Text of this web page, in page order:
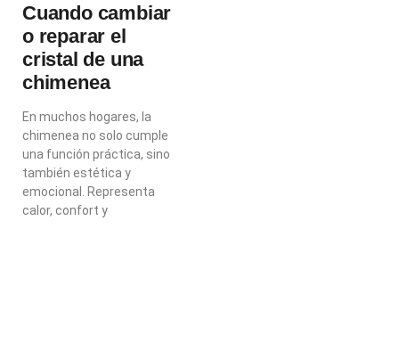
Cuando cambiar
o reparar el
cristal de una
chimenea
En muchos hogares, la
chimenea no solo cumple
una función práctica, sino
también estética y
emocional. Representa
calor, confort y